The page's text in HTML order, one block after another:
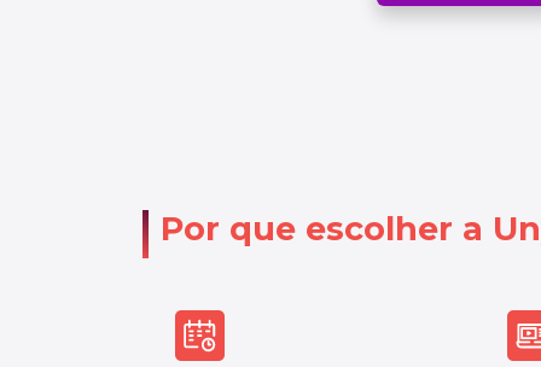
Por que escolher a